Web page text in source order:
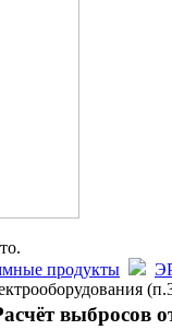
продукты
выбросов